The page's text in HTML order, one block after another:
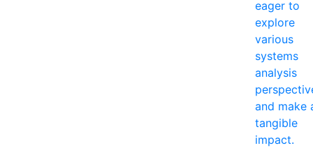
eager to
explore
various
systems
analysis
and make
tangible
impact.